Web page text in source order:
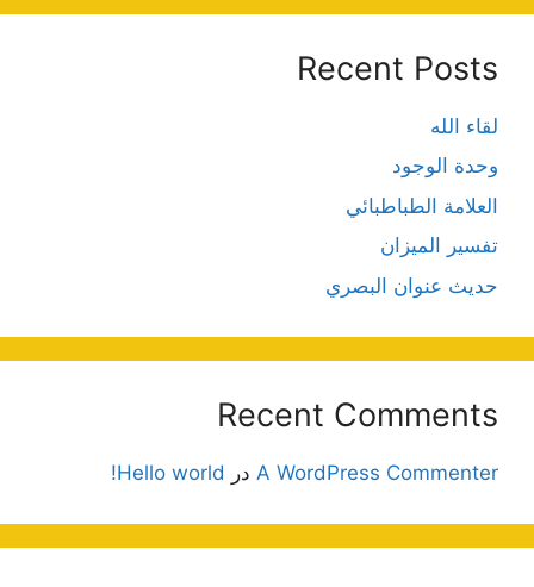
Recent Posts
لقاء الله
وحدة الوجود
العلامة الطباطبائي
تفسير الميزان
حديث عنوان البصري
Recent Comments
A WordPress Commenter در Hello world!